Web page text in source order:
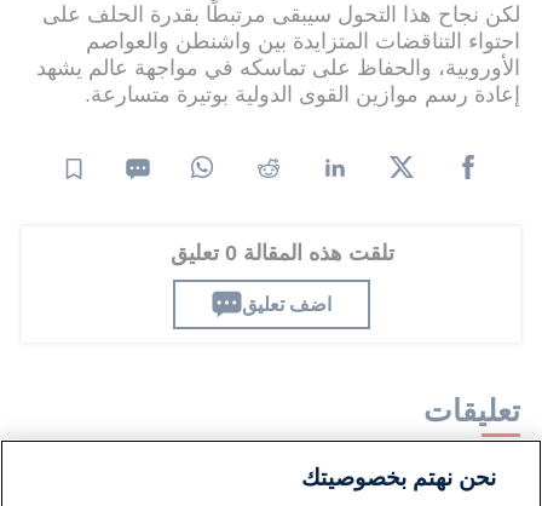
لكن نجاح هذا التحول سيبقى مرتبطًا بقدرة الحلف على
احتواء التناقضات المتزايدة بين واشنطن والعواصم
الأوروبية، والحفاظ على تماسكه في مواجهة عالم يشهد
إعادة رسم موازين القوى الدولية بوتيرة متسارعة.
تلقت هذه المقالة 0 تعليق
اضف تعليق
تعليقات
لا توجد تعليقات مكتوبة حتى الآن. كن الأول!
نحن نهتم بخصوصيتك